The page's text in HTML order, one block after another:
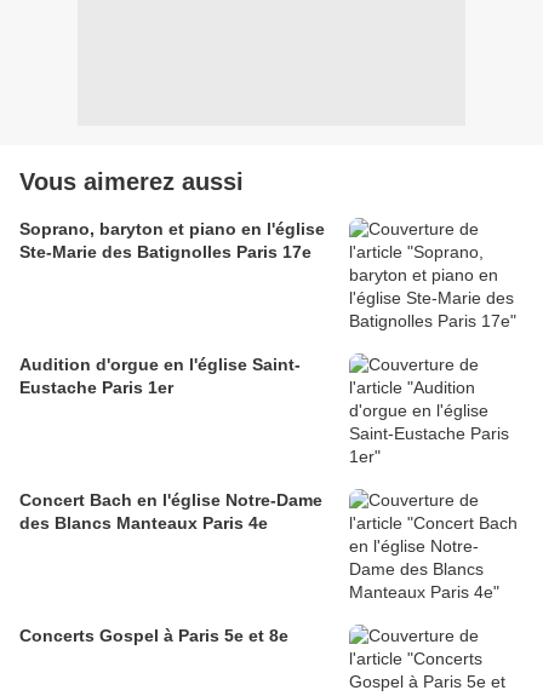
Vous aimerez aussi
Soprano, baryton et piano en l'église
Ste-Marie des Batignolles Paris 17e
Audition d'orgue en l'église Saint-
Eustache Paris 1er
Concert Bach en l'église Notre-Dame
des Blancs Manteaux Paris 4e
Concerts Gospel à Paris 5e et 8e